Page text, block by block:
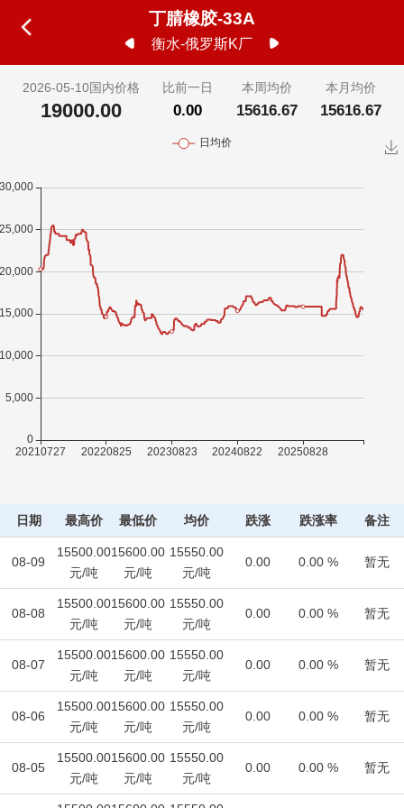
丁腈橡胶-33A
衡水-俄罗斯K厂
2026-05-10国内价格
19000.00
比前一日
0.00
本周均价
15616.67
本月均价
15616.67
日期 最高价 最低价 均价 跌涨 跌涨率 备注
08-09
15500.00
元/吨
15600.00
元/吨
15550.00
元/吨
0.00 0.00 % 暂无
08-08
15500.00
元/吨
15600.00
元/吨
15550.00
元/吨
0.00 0.00 % 暂无
08-07
15500.00
元/吨
15600.00
元/吨
15550.00
元/吨
0.00 0.00 % 暂无
08-06
15500.00
元/吨
15600.00
元/吨
15550.00
元/吨
0.00 0.00 % 暂无
08-05
15500.00
元/吨
15600.00
元/吨
15550.00
元/吨
0.00 0.00 % 暂无